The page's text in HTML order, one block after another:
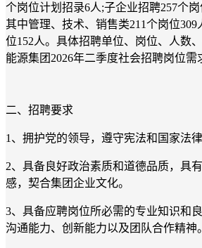
个岗位计划招录6人;子企业招聘257个岗
其中管理、技术、销售类211个岗位309
位152人。具体招聘单位、岗位、人数
能源集团2026年二季度社会招聘岗位需
二、招聘要求
1、拥护党的领导，遵守宪法和国家法律
2、具备良好政治素质和道德品质，具
感，契合集团企业文化。
3、具备应聘岗位所必需的专业知识和
沟通能力、创新能力以及团队合作精神。